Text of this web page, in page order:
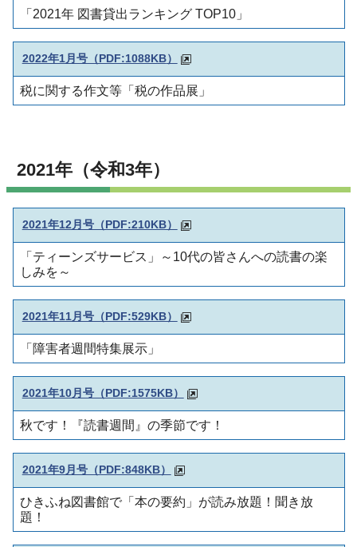
「2021年 図書貸出ランキング TOP10」
2022年1月号（PDF:1088KB）
税に関する作文等「税の作品展」
2021年（令和3年）
2021年12月号（PDF:210KB）
「ティーンズサービス」～10代の皆さんへの読書の楽
しみを～
2021年11月号（PDF:529KB）
「障害者週間特集展示」
2021年10月号（PDF:1575KB）
秋です！『読書週間』の季節です！
2021年9月号（PDF:848KB）
ひきふね図書館で「本の要約」が読み放題！聞き放
題！